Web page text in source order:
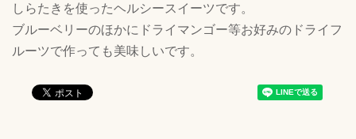
しらたきを使ったヘルシースイーツです。
ブルーベリーのほかにドライマンゴー等お好みのドライフ
ルーツで作っても美味しいです。